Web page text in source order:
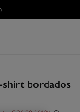
shirt bordados